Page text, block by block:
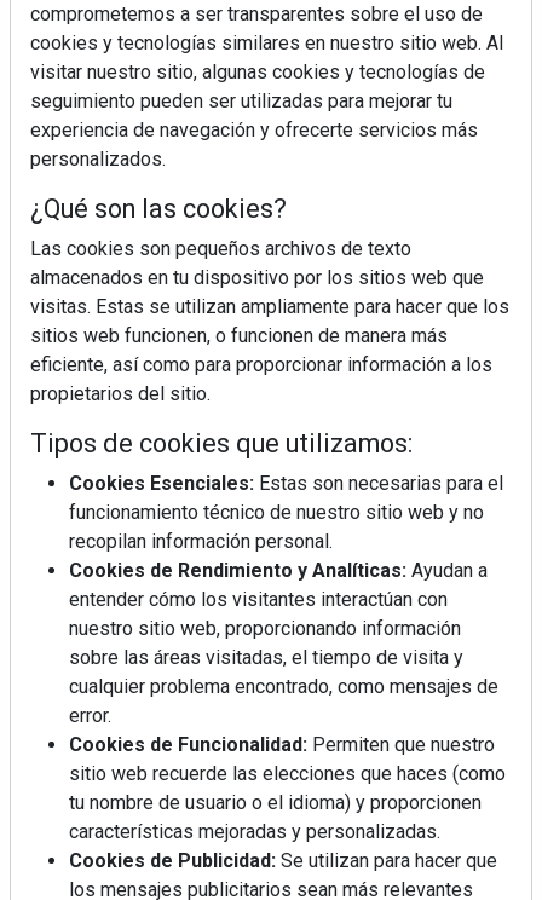
¿Sabes en qué consiste el síndrome metabólico?
Mujer del mes: Boticaria García, la farmacéutica que
habla con el corazón
comprometemos a ser transparentes sobre el uso de
cookies y tecnologías similares en nuestro sitio web. Al
visitar nuestro sitio, algunas cookies y tecnologías de
seguimiento pueden ser utilizadas para mejorar tu
experiencia de navegación y ofrecerte servicios más
personalizados.
¿Qué son las cookies?
Las cookies son pequeños archivos de texto
almacenados en tu dispositivo por los sitios web que
visitas. Estas se utilizan ampliamente para hacer que los
sitios web funcionen, o funcionen de manera más
eficiente, así como para proporcionar información a los
propietarios del sitio.
Tipos de cookies que utilizamos:
Cookies Esenciales: Estas son necesarias para el
funcionamiento técnico de nuestro sitio web y no
recopilan información personal.
Cookies de Rendimiento y Analíticas: Ayudan a
entender cómo los visitantes interactúan con
nuestro sitio web, proporcionando información
sobre las áreas visitadas, el tiempo de visita y
cualquier problema encontrado, como mensajes de
error.
Cookies de Funcionalidad: Permiten que nuestro
sitio web recuerde las elecciones que haces (como
tu nombre de usuario o el idioma) y proporcionen
características mejoradas y personalizadas.
Cookies de Publicidad: Se utilizan para hacer que
los mensajes publicitarios sean más relevantes